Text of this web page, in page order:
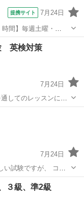
提携サイト 7月24日
、3名に満たない場合
英検対策
7月24日
/6000円 4
7月24日
い試験ですが、 コツ
の所はご依頼された
みも可能です。 そ
３級、準2級